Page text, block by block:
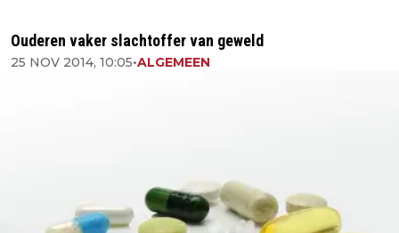
Ouderen vaker slachtoffer van geweld
25 NOV 2014, 10:05•ALGEMEEN